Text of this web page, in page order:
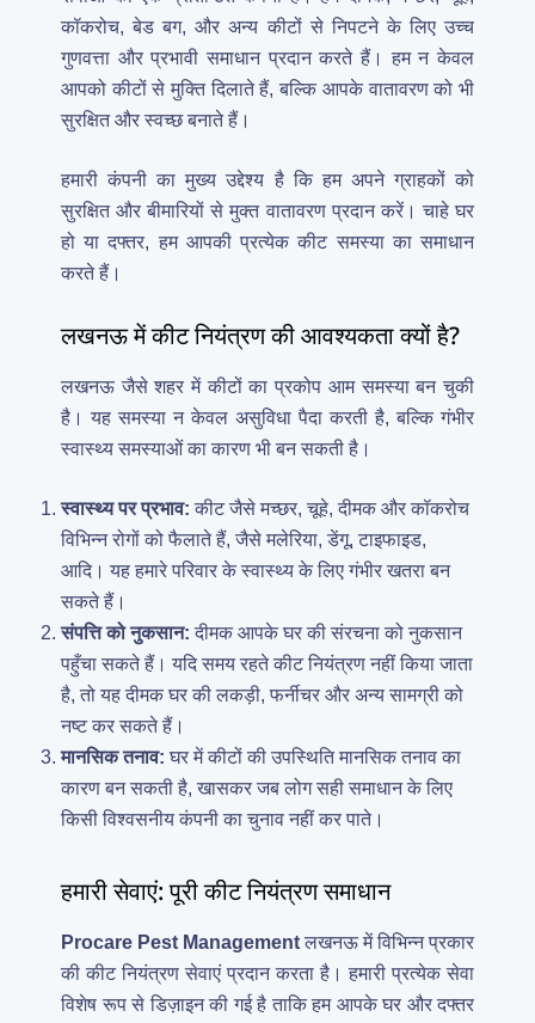
कॉकरोच, बेड बग, और अन्य कीटों से निपटने के लिए उच्च
गुणवत्ता और प्रभावी समाधान प्रदान करते हैं। हम न केवल
आपको कीटों से मुक्ति दिलाते हैं, बल्कि आपके वातावरण को भी
सुरक्षित और स्वच्छ बनाते हैं।
हमारी कंपनी का मुख्य उद्देश्य है कि हम अपने ग्राहकों को
सुरक्षित और बीमारियों से मुक्त वातावरण प्रदान करें। चाहे घर
हो या दफ्तर, हम आपकी प्रत्येक कीट समस्या का समाधान
करते हैं।
लखनऊ में कीट नियंत्रण की आवश्यकता क्यों है?
लखनऊ जैसे शहर में कीटों का प्रकोप आम समस्या बन चुकी
है। यह समस्या न केवल असुविधा पैदा करती है, बल्कि गंभीर
स्वास्थ्य समस्याओं का कारण भी बन सकती है।
स्वास्थ्य पर प्रभाव: कीट जैसे मच्छर, चूहे, दीमक और कॉकरोच
विभिन्न रोगों को फैलाते हैं, जैसे मलेरिया, डेंगू, टाइफाइड,
आदि। यह हमारे परिवार के स्वास्थ्य के लिए गंभीर खतरा बन
सकते हैं।
संपत्ति को नुकसान: दीमक आपके घर की संरचना को नुकसान
पहुँचा सकते हैं। यदि समय रहते कीट नियंत्रण नहीं किया जाता
है, तो यह दीमक घर की लकड़ी, फर्नीचर और अन्य सामग्री को
नष्ट कर सकते हैं।
मानसिक तनाव: घर में कीटों की उपस्थिति मानसिक तनाव का
कारण बन सकती है, खासकर जब लोग सही समाधान के लिए
किसी विश्वसनीय कंपनी का चुनाव नहीं कर पाते।
हमारी सेवाएं: पूरी कीट नियंत्रण समाधान
Procare Pest Managementलखनऊ में विभिन्न प्रकार
की कीट नियंत्रण सेवाएं प्रदान करता है। हमारी प्रत्येक सेवा
विशेष रूप से डिज़ाइन की गई है ताकि हम आपके घर और दफ्तर